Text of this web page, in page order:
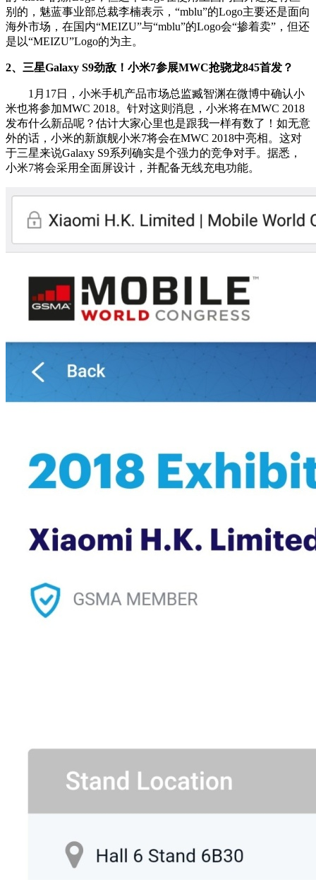
别的，魅蓝事业部总裁李楠表示，“mblu”的Logo主要还是面向
海外市场，在国内“MEIZU”与“mblu”的Logo会“掺着卖”，但还
是以“MEIZU”Logo的为主。
2、三星Galaxy S9劲敌！小米7参展MWC抢骁龙845首发？
1月17日，小米手机产品市场总监臧智渊在微博中确认小
米也将参加MWC 2018。针对这则消息，小米将在MWC 2018
发布什么新品呢？估计大家心里也是跟我一样有数了！如无意
外的话，小米的新旗舰小米7将会在MWC 2018中亮相。这对
于三星来说Galaxy S9系列确实是个强力的竞争对手。据悉，
小米7将会采用全面屏设计，并配备无线充电功能。